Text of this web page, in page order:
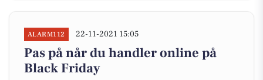
ALARM112 22-11-2021 15:05
Pas på når du handler online på
Black Friday